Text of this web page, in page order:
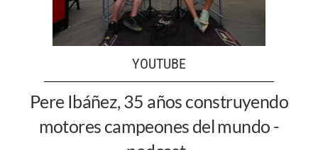
YOUTUBE
Pere Ibáñez, 35 años construyendo
motores campeones del mundo -